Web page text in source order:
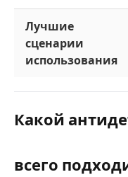
Лучшие
сценарии
использования
Какой
всего